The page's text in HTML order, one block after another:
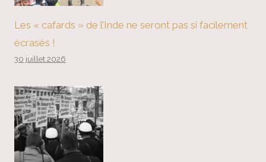
Les « cafards » de l’Inde ne seront pas si facilement
écrasés !
30 juillet 2026